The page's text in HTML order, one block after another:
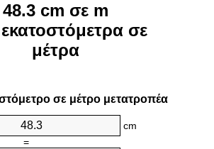
48.3 cm σε m
σε
μέτρα
σε μέτρο μετατροπέα
cm
=